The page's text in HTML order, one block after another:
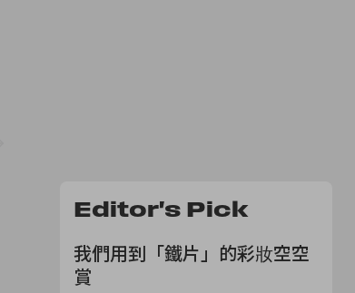
Editor's Pick
我們用到「鐵片」的彩妝空空
賞